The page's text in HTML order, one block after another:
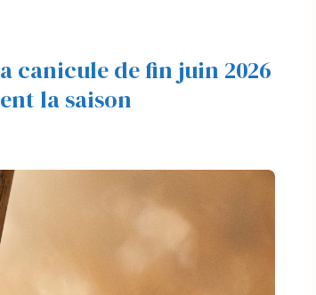
canicule de fin juin 2026
la saison